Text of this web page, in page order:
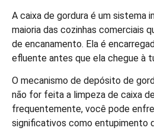
A caixa de gordura é um sistema
maioria das cozinhas comerciais
de encanamento. Ela é
efluente antes que ela chegue à
O mecanismo de depósito de
não for feita a limpeza de caixa
frequentemente, você pode
significativos como entupimento